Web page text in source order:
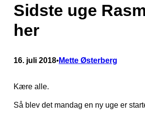
Sidste uge
her
16. juli 2018•Mette Østerberg
Kære alle.
Så blev det mandag en ny uge er